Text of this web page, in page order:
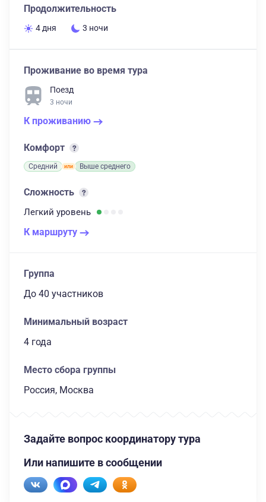
Продолжительность
4 дня 3 ночи
Проживание во время тура
Поезд
3 ночи
К проживанию
Комфорт
Средний Выше среднего
Сложность
Легкий уровень
К маршруту
Группа
до 40 участников
Минимальный возраст
4 года
Место сбора группы
Россия, Москва
Задайте вопрос координатору тура
Или напишите в сообщении